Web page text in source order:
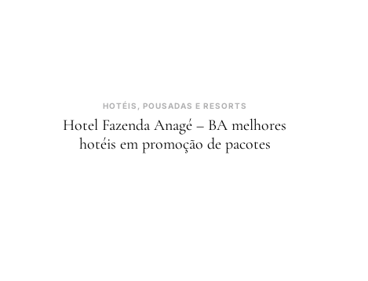
HOTÉIS, POUSADAS E RESORTS
Hotel Fazenda Anagé – BA melhores
hotéis em promoção de pacotes